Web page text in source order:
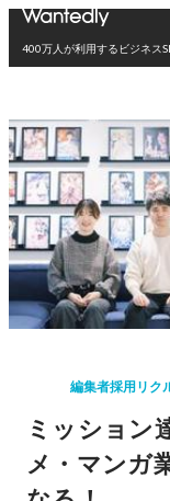
400万人が利用するビジネス
編集者採用リク
ミッション
メ・マンガ